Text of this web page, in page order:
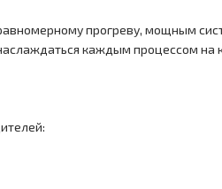
прогреву, мощным
каждым процессом на